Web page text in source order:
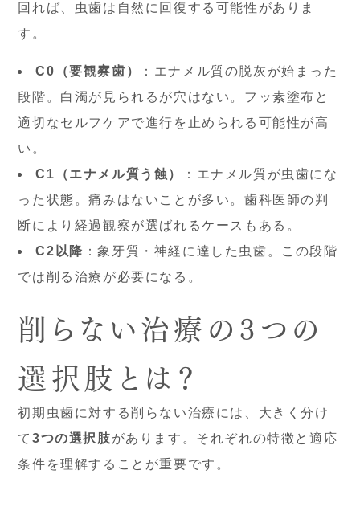
回れば、虫歯は自然に回復する可能性がありま
す。
C0（要観察歯）
：エナメル質の脱灰が始まった
段階。白濁が見られるが穴はない。フッ素塗布と
適切なセルフケアで進行を止められる可能性が高
い。
C1（エナメル質う蝕）
：エナメル質が虫歯にな
った状態。痛みはないことが多い。歯科医師の判
断により経過観察が選ばれるケースもある。
C2以降 ：象牙質・神経に達した虫歯。この段階
では削る治療が必要になる。
削らない治療の3つの
選択肢とは？
初期虫歯に対する削らない治療には、大きく分け
て3つの選択肢があります。それぞれの特徴と適応
条件を理解することが重要です。